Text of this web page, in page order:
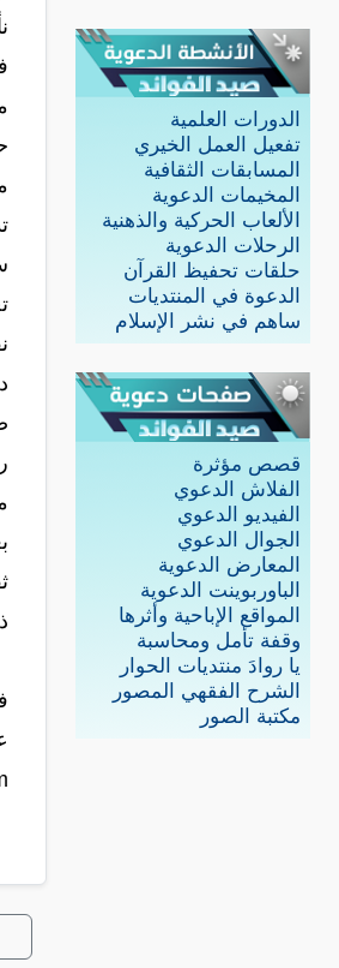
الدورات العلمية
تفعيل العمل الخيري
المسابقات الثقافية
المخيمات الدعوية
الألعاب الحركية والذهنية
الرحلات الدعوية
حلقات تحفيظ القرآن
الدعوة في المنتديات
ساهم في نشر الإسلام
قصص مؤثرة
الفلاش الدعوي
الفيديو الدعوي
الجوال الدعوي
المعارض الدعوية
الباوربوينت الدعوية
المواقع الإباحية وأثرها
وقفة تأمل ومحاسبة
يا روادَ منتديات الحوار
الشرح الفقهي المصور
مكتبة الصور